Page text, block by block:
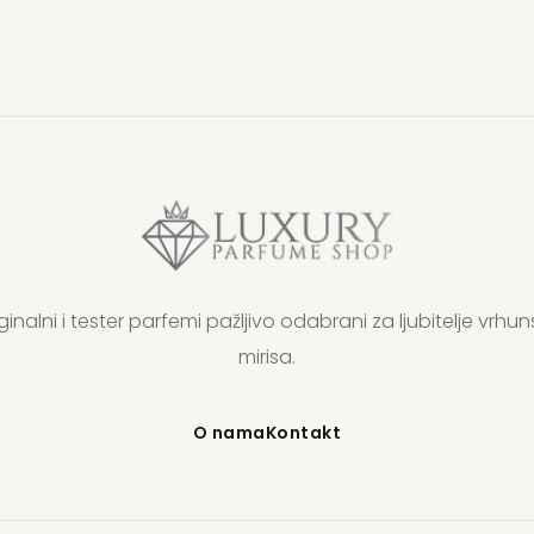
i tester parfemi pažljivo odabrani za ljubitelje
mirisa.
O namaKontakt